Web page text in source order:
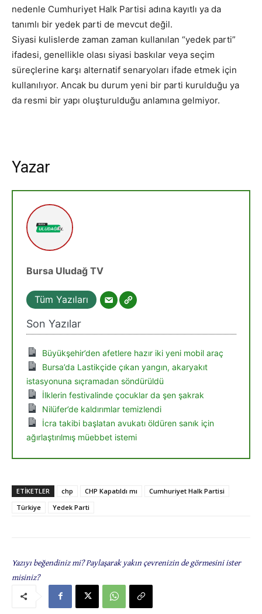
nedenle Cumhuriyet Halk Partisi adına kayıtlı ya da
tanımlı bir yedek parti de mevcut değil.
Siyasi kulislerde zaman zaman kullanılan “yedek parti”
ifadesi, genellikle olası siyasi baskılar veya seçim
süreçlerine karşı alternatif senaryoları ifade etmek için
kullanılıyor. Ancak bu durum yeni bir parti kurulduğu ya
da resmi bir yapı oluşturulduğu anlamına gelmiyor.
Yazar
Bursa Uludağ TV
Tüm Yazıları
Son Yazılar
Büyükşehir’den afetlere hazır iki yeni mobil araç
Bursa’da Lastikçide çıkan yangın, akaryakıt
istasyonuna sıçramadan söndürüldü
İlklerin festivalinde çocuklar da şen şakrak
Nilüfer’de kaldırımlar temizlendi
İcra takibi başlatan avukatı öldüren sanık için
ağırlaştırılmış müebbet istemi
ETIKETLER chp CHP Kapatıldı mı
Cumhuriyet Halk Partisi
Türkiye
Yedek Parti
Yazıyı beğendiniz mi? Paylaşarak yakın çevrenizin de görmesini ister
misiniz?